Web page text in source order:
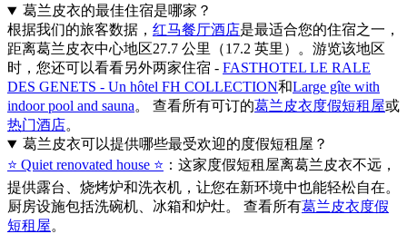
葛兰皮衣的最佳住宿是哪家？
根据我们的旅客数据， 红马餐厅酒店是最适合您的住宿之一，
距离葛兰皮衣中心地区27.7 公里（17.2 英里）。游览该地区
时，您还可以看看另外两家住宿 - FASTHOTEL LE RALE
DES GENETS - Un hôtel FH COLLECTION和Large gîte with
indoor pool and sauna。 查看所有可订的葛兰皮衣度假短租屋或
热门酒店。
葛兰皮衣可以提供哪些最受欢迎的度假短租屋？
⭐️ Quiet renovated house ⭐️ ：这家度假短租屋离葛兰皮衣不远，
提供露台、烧烤炉和洗衣机，让您在新环境中也能轻松自在。
厨房设施包括洗碗机、冰箱和炉灶。 查看所有葛兰皮衣度假
短租屋。